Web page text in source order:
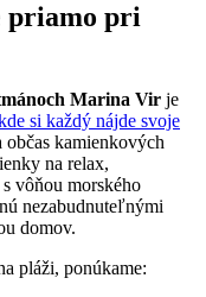
priamo pri
Marina Vir je
si každý nájde svoje
kamienkových
na relax,
vôňou morského
nezabudnuteľnými
domov.
pláži, ponúkame: